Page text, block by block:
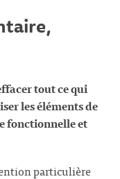
tout ce qui
les éléments de
fonctionnelle et
particulière